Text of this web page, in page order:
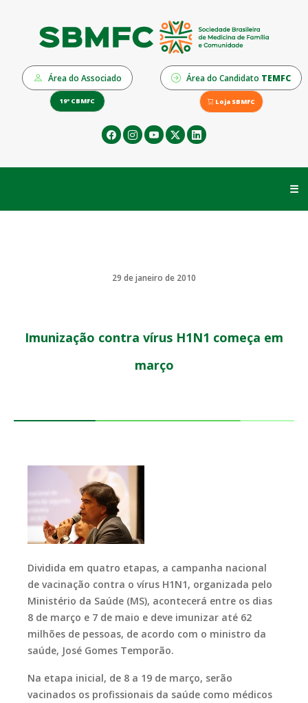
Área do Associado Área do Candidato TEMFC
19º CBMFC Loja SBMFC
☰
29 de janeiro de 2010
Imunização contra vírus H1N1 começa em
março
Dividida em quatro etapas, a campanha nacional
de vacinação contra o vírus H1N1, organizada pelo
Ministério da Saúde (MS), acontecerá entre os dias
8 de março e 7 de maio e deve imunizar até 62
milhões de pessoas, de acordo com o ministro da
saúde, José Gomes Temporão.
Na etapa inicial, de 8 a 19 de março, serão
vacinados os profissionais da saúde como médicos